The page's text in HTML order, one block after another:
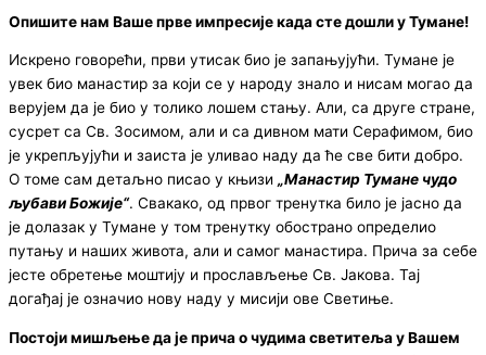
Опишите нам Ваше прве импресије када сте дошли у Тумане!
Искрено говорећи, први утисак био је запањујући. Тумане је
увек био манастир за који се у народу знало и нисам могао да
верујем да је био у толико лошем стању. Али, са друге стране,
сусрет са Св. Зосимом, али и са дивном мати Серафимом, био
је укрепљујући и заиста је уливао наду да ће све бити добро.
О томе сам детаљно писао у књизи „Манастир Тумане чудо
љубави Божије“. Свакако, од првог тренутка било је јасно да
је долазак у Тумане у том тренутку обострано определио
путању и наших живота, али и самог манастира. Прича за себе
јесте обретење моштију и прослављење Св. Јакова. Тај
догађај је означио нову наду у мисији ове Светиње.
Постоји мишљење да је прича о чудима светитеља у Вашем